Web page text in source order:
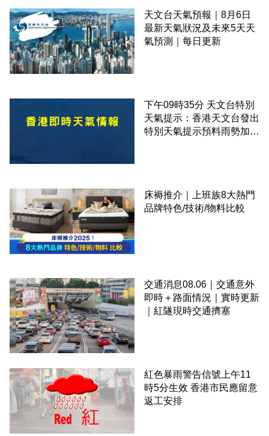
天文台天氣預報｜8月6日
最新天氣狀況及未來5天天
氣預測｜每日更新
下午09時35分 天文台特別
天氣提示：香港天文台發出
特別天氣提示預料雨勢加劇
床褥推介｜上班族8大熱門
品牌特色/技術/物料比較
交通消息08.06｜交通意外
即時＋路面情況｜實時更新
｜紅隧現時交通擠塞
紅色暴雨警告信號上午11
時5分生效 香港市民應留意
返工安排